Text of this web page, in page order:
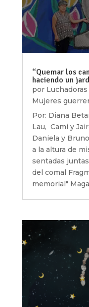
“Quemar los
haciendo un
por Luchadoras
Mujeres
Por: Diana
Lau, Cami y
Daniela y
a la altura de
sentadas
del comal
memorial"